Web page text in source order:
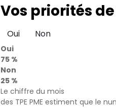
Vos priorités
Oui Non
Oui
75 %
Non
25 %
Le chiffre du mois
des TPE PME estiment que le